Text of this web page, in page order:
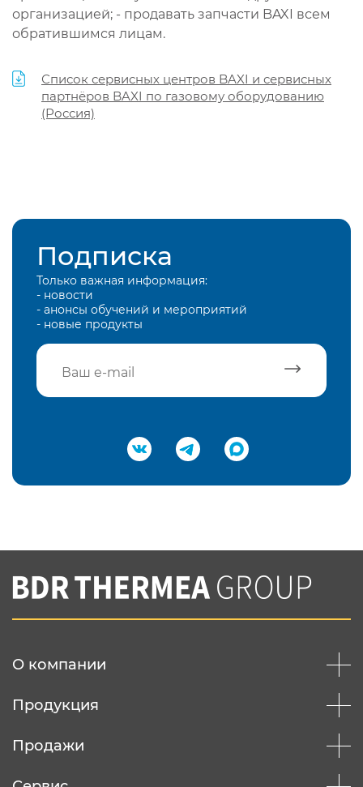
организацией; - продавать запчасти BAXI всем
обратившимся лицам.
Список сервисных центров BAXI и сервисных
партнёров BAXI по газовому оборудованию
(Россия)
Подписка
Только важная информация:
- новости
- анонсы обучений и мероприятий
- новые продукты
Подтвердить e-mail
Вы соглашаетесь с нашей политикой
конфеденциальности
О компании
Продукция
Продажи